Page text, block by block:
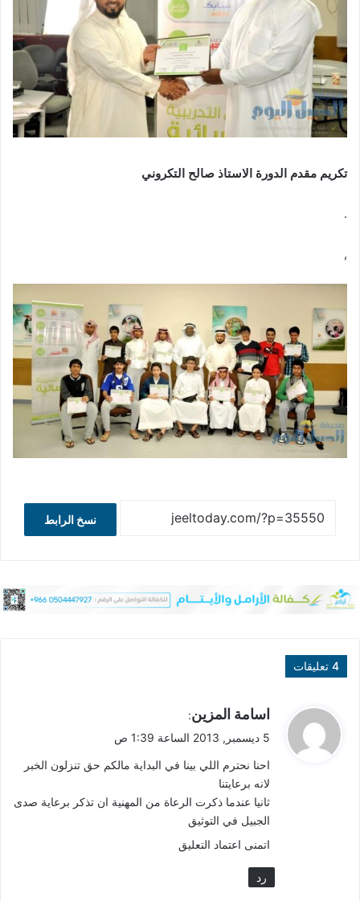
تكريم مقدم الدورة الاستاذ صالح التكروني
.
,
نسخ الرابط
‫4 تعليقات
ي
ق
ل
اسامة المزين:
5 ديسمبر, 2013 الساعة 1:39 ص
احنا نحترم اللي بينا في البداية مالكم حق تنزلون الخبر
لانه برعايتنا
ثانيا عندما ذكرت الرعاة من المهنية ان تذكر برعاية صدى
الجبيل في التوثيق
اتمنى اعتماد التعليق
رد